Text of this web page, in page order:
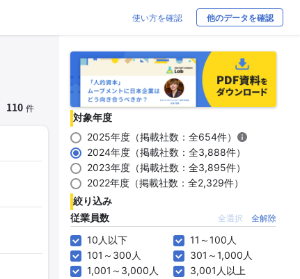
使い方を確認 他のデータを確認
110 件
対象年度
2025年度（掲載社数：全654件）
2024年度（掲載社数：全3,888件）
2023年度（掲載社数：全3,895件）
2022年度（掲載社数：全2,329件）
絞り込み
従業員数
全選択 全解除
10人以下
11～100人
101～300人
301～1,000人
1,001～3,000人
3,001人以上